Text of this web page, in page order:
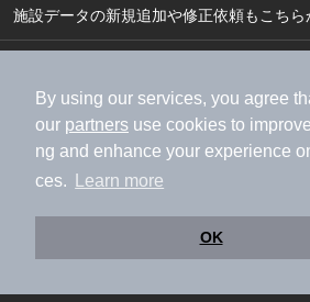
By using our services, you agree
our partners use cookies to
ng and enhance your experience
ces.
Learn more
OK
施設データの新規追加や修正依頼もこちら
加盟店募集（資料請求）
広告
利用規約
ライフスタイル
特定商取引法に基づく表記
ヘ
運営会社